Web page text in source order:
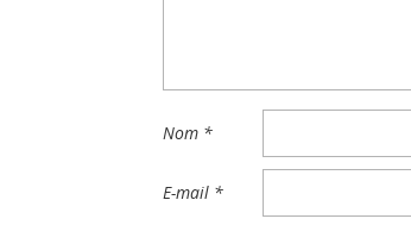
Nom *
E-mail *